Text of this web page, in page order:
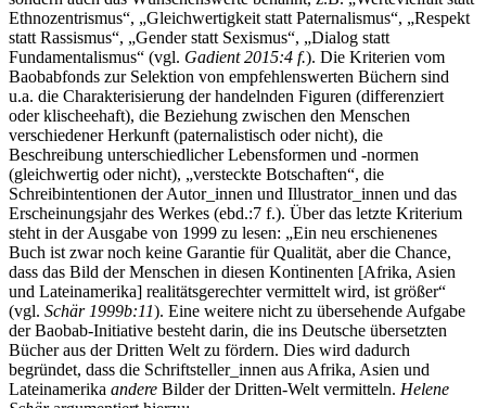
Ethnozentrismus“, „Gleichwertigkeit statt Paternalismus“, „Respekt
statt Rassismus“, „Gender statt Sexismus“, „Dialog statt
Fundamentalismus“ (vgl. Gadient 2015:4 f.). Die Kriterien vom
Baobabfonds zur Selektion von empfehlenswerten Büchern sind
u.a. die Charakterisierung der handelnden Figuren (differenziert
oder klischeehaft), die Beziehung zwischen den Menschen
verschiedener Herkunft (paternalistisch oder nicht), die
Beschreibung unterschiedlicher Lebensformen und -normen
(gleichwertig oder nicht), „versteckte Botschaften“, die
Schreibintentionen der Autor_innen und Illustrator_innen und das
Erscheinungsjahr des Werkes (ebd.:7 f.). Über das letzte Kriterium
steht in der Ausgabe von 1999 zu lesen: „Ein neu erschienenes
Buch ist zwar noch keine Garantie für Qualität, aber die Chance,
dass das Bild der Menschen in diesen Kontinenten [Afrika, Asien
und Lateinamerika] realitätsgerechter vermittelt wird, ist größer“
(vgl. Schär 1999b:11). Eine weitere nicht zu übersehende Aufgabe
der Baobab-Initiative besteht darin, die ins Deutsche übersetzten
Bücher aus der Dritten Welt zu fördern. Dies wird dadurch
begründet, dass die Schriftsteller_innen aus Afrika, Asien und
Lateinamerika andere Bilder der Dritten-Welt vermitteln. Helene